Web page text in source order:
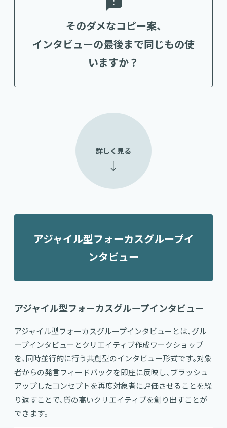
そのダメなコピー案、
インタビューの最後まで同じもの使
いますか？
詳しく見る
アジャイル型フォーカスグループイ
ンタビュー
アジャイル型フォーカスグループインタビュー
アジャイル型フォーカスグループインタビューとは、グル
ープインタビューとクリエイティブ作成ワークショップ
を、同時並行的に行う共創型のインタビュー形式です。対象
者からの発言フィードバックを即座に反映し、ブラッシュ
アップしたコンセプトを再度対象者に評価させることを繰
り返すことで、質の高いクリエイティブを創り出すことが
できます。